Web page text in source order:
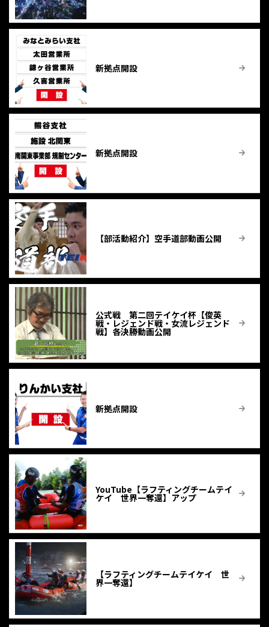
新拠点開設
新拠点開設
【部活動紹介】空手道部動画公開
公式戦 第二回テイケイ杯【俊英
戦・レジェンド戦・女流レジェンド
戦】各決勝動画公開
新拠点開設
YouTube【ラフティングチームテイ
ケイ 世界一奪還】アップ
【ラフティングチームテイケイ 世
界一奪還】